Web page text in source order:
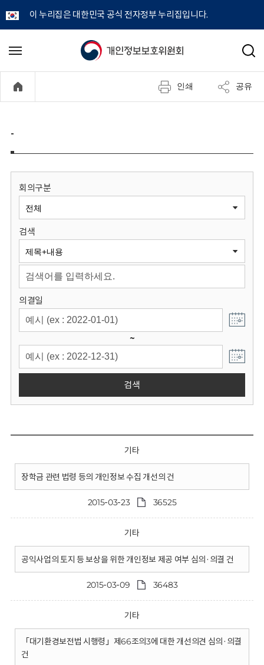
이 누리집은 대한민국 공식 전자정부 누리집입니다.
개
정
보
원
회
메
기
검
인쇄 공유
-
회의구분
검색
의결일
~
검색
기타
장학금 관련 법령 등의 개인정보 수집 개선의 건
2015-03-23 36525
기타
공익사업의 토지 등 보상을 위한 개인정보 제공 여부 심의·의결 건
2015-03-09 36483
기타
「대기환경보전법 시행령」제66조의3에 대한 개선의견 심의·의결
건